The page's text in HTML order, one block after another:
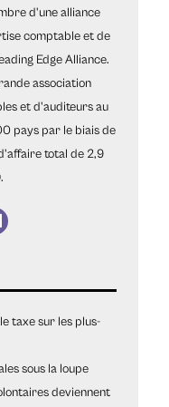
d'une alliance
comptable et de
Edge Alliance.
association
et d'auditeurs au
pays par le biais de
total de 2,9
taxe sur les plus-
sous la loupe
deviennent